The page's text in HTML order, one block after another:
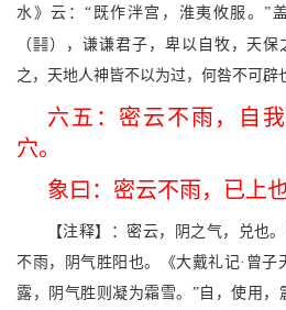
水》云：“既作泮宫，淮夷攸服。”
（d），谦谦君子，卑以自牧，天保
之，天地人神皆不以为过，何咎不可辟
六五：密云不雨，自
穴。
象曰：密云不雨，已上也
【注释】：密云，阴之气，兑也
不雨，阴气胜阳也。《大戴礼记·曾子
露，阴气胜则凝为霜雪。”自，使用，